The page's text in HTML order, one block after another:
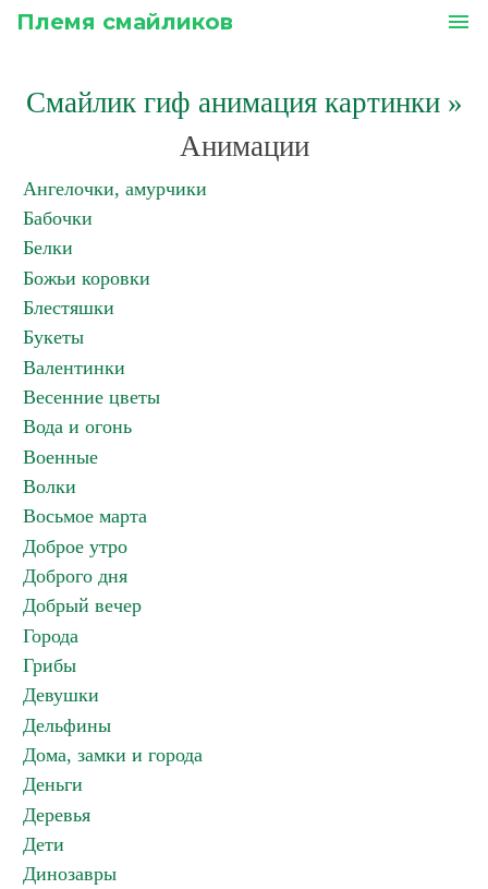
Племя смайликов menu
Смайлик гиф анимация картинки»
Анимации
Ангелочки, амурчики
Бабочки
Белки
Божьи коровки
Блестяшки
Букеты
Валентинки
Весенние цветы
Вода и огонь
Военные
Волки
Восьмое марта
Доброе утро
Доброго дня
Добрый вечер
Города
Грибы
Девушки
Дельфины
Дома, замки и города
Деньги
Деревья
Дети
Динозавры